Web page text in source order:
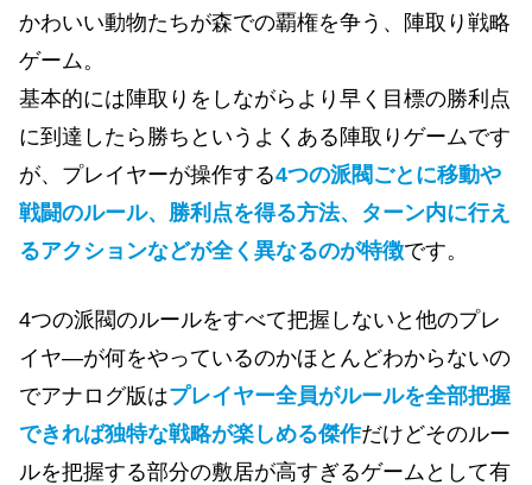
かわいい動物たちが森での覇権を争う、陣取り戦略
ゲーム。
基本的には陣取りをしながらより早く目標の勝利点
に到達したら勝ちというよくある陣取りゲームです
が、プレイヤーが操作する4つの派閥ごとに移動や
戦闘のルール、勝利点を得る方法、ターン内に行え
るアクションなどが全く異なるのが特徴です。
4つの派閥のルールをすべて把握しないと他のプレ
イヤ―が何をやっているのかほとんどわからないの
でアナログ版はプレイヤー全員がルールを全部把握
できれば独特な戦略が楽しめる傑作だけどそのルー
ルを把握する部分の敷居が高すぎるゲームとして有